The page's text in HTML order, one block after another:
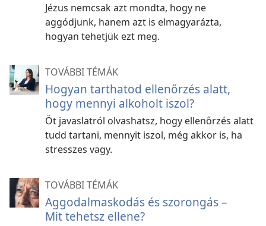
Jézus nemcsak azt mondta, hogy ne
aggódjunk, hanem azt is elmagyarázta,
hogyan tehetjük ezt meg.
TOVÁBBI TÉMÁK
Hogyan tarthatod ellenőrzés alatt,
hogy mennyi alkoholt iszol?
Öt javaslatról olvashatsz, hogy ellenőrzés alatt
tudd tartani, mennyit iszol, még akkor is, ha
stresszes vagy.
TOVÁBBI TÉMÁK
Aggodalmaskodás és szorongás –
Mit tehetsz ellene?